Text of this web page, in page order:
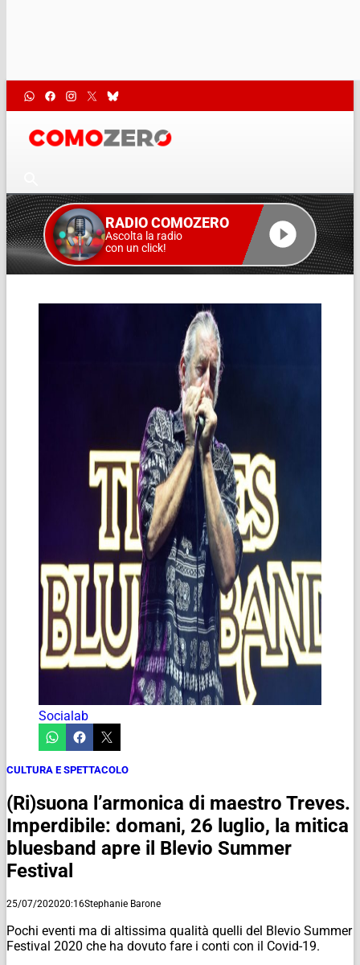
RADIO COMOZERO
Ascolta la radio
con un click!
Socialab
CULTURA E SPETTACOLO
(Ri)suona l’armonica di maestro Treves.
Imperdibile: domani, 26 luglio, la mitica
bluesband apre il Blevio Summer
Festival
25/07/202020:16Stephanie Barone
Pochi eventi ma di altissima qualità quelli del Blevio Summer
Festival 2020 che ha dovuto fare i conti con il Covid-19.